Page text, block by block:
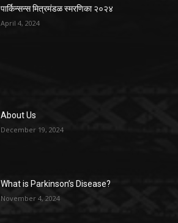
पार्किन्सन्स मित्रमंडळ स्मरणिका २०२४
April 4, 2024
About Us
December 19, 2024
What is Parkinson’s Disease?
November 4, 2024